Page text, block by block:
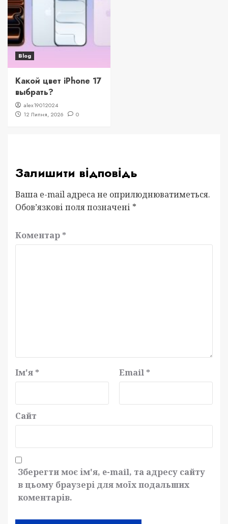
Blog
Какой цвет iPhone 17
выбрать?
alex19012024
12 Липня, 2026
0
Залишити відповідь
Ваша e-mail адреса не оприлюднюватиметься.
Обов’язкові поля позначені *
Коментар *
Ім'я * Email *
Сайт
Зберегти моє ім'я, e-mail, та адресу сайту
в цьому браузері для моїх подальших
коментарів.